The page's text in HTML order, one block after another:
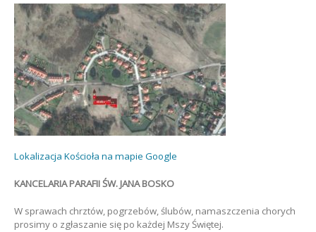
Lokalizacja Kościoła na mapie Google
KANCELARIA PARAFII ŚW. JANA BOSKO
W sprawach chrztów, pogrzebów, ślubów, namaszczenia chorych
prosimy o zgłaszanie się po każdej Mszy Świętej.